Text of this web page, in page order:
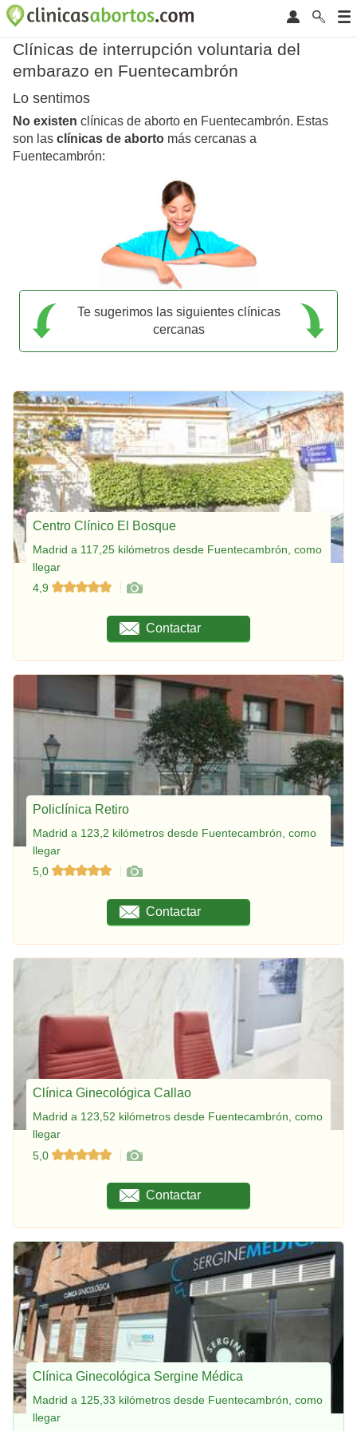
Clínicas de interrupción voluntaria del
embarazo en Fuentecambrón
Lo sentimos
No existen clínicas de aborto en Fuentecambrón. Estas
son las clínicas de aborto más cercanas a
Fuentecambrón:
Te sugerimos las siguientes clínicas
cercanas
Centro Clínico El Bosque
Madrid a 117,25 kilómetros desde Fuentecambrón, como
llegar
4,9
Contactar
Policlínica Retiro
Madrid a 123,2 kilómetros desde Fuentecambrón, como
llegar
5,0
Contactar
Clínica Ginecológica Callao
Madrid a 123,52 kilómetros desde Fuentecambrón, como
llegar
5,0
Contactar
Clínica Ginecológica Sergine Médica
Madrid a 125,33 kilómetros desde Fuentecambrón, como
llegar